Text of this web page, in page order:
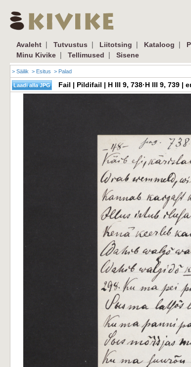
Avaleht | Tutvustus | Liitotsing | Kataloog |
Minu Kivike | Tellimused | Sisene
> Säilik > Esitus > Palad
Fail | Pildifail | H III 9, 738·H III 9, 739 |